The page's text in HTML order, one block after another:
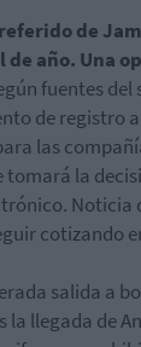
de
de año. Una
fuentes del
de registro
las
tomará la
Noticia
cotizando
salida a
la llegada de